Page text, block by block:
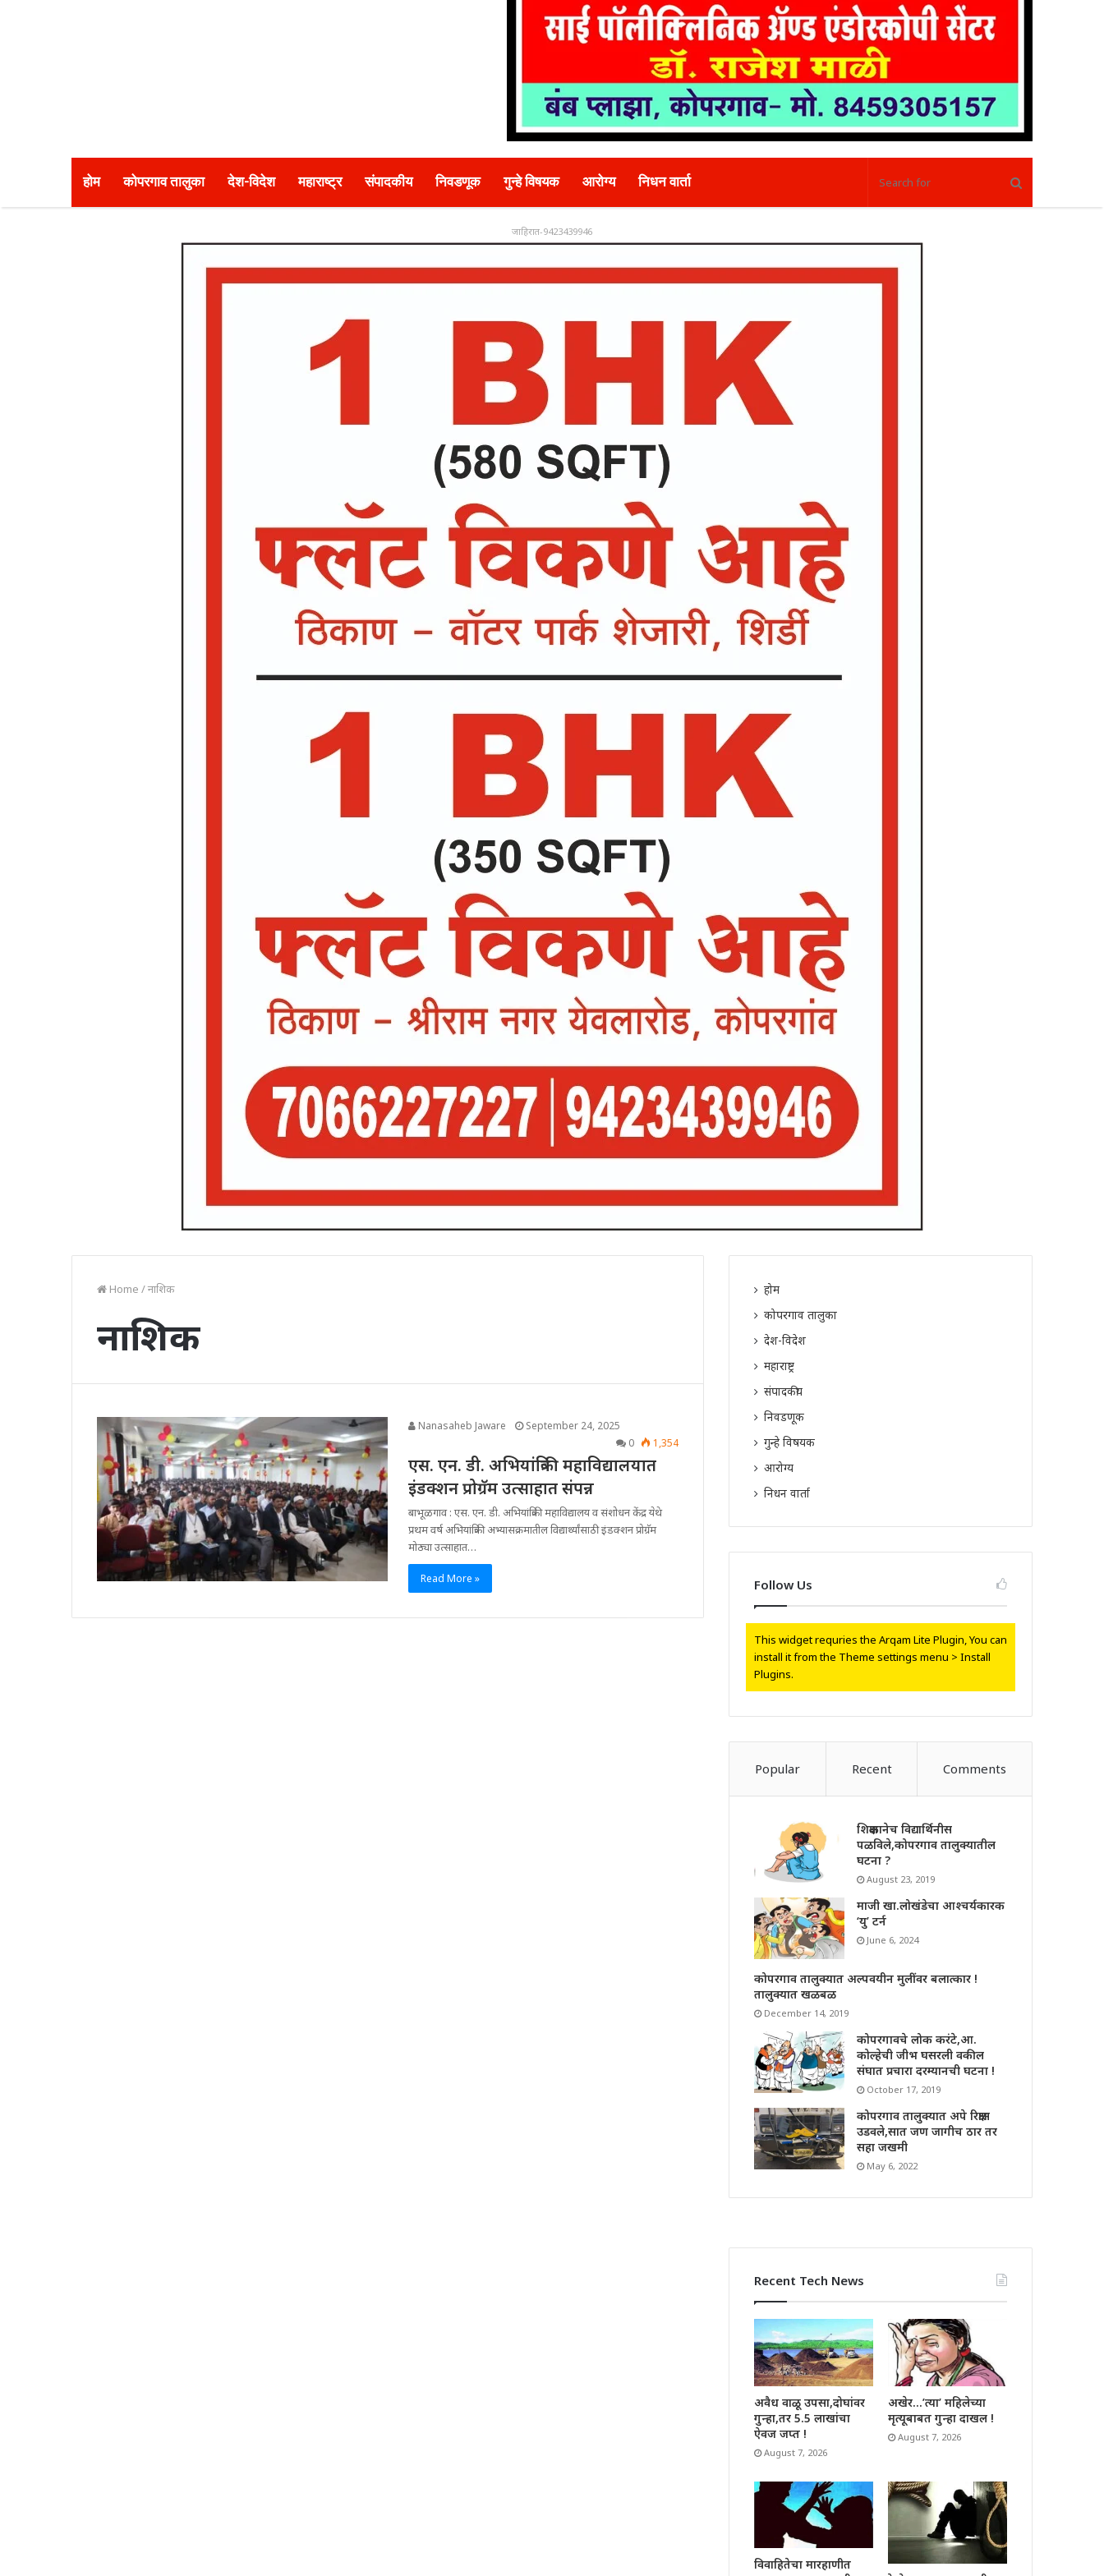
होम कोपरगाव तालुका देश-विदेश महाराष्ट्र संपादकीय निवडणूक गुन्हे विषयक आरोग्य निधन वार्ता
जाहिरात-9423439946
Home /नाशिक
नाशिक
Nanasaheb Jaware
September 24, 2025
0
1,354
एस. एन. डी. अभियांत्रिकी महाविद्यालयात
इंडक्शन प्रोग्रॅम उत्साहात संपन्न
बाभूळगाव : एस. एन. डी. अभियांत्रिकी महाविद्यालय व संशोधन केंद्र येथे
प्रथम वर्ष अभियांत्रिकी अभ्यासक्रमातील विद्यार्थ्यांसाठी इंडक्शन प्रोग्रॅम
मोठ्या उत्साहात…
Read More »
होम
कोपरगाव तालुका
देश-विदेश
महाराष्ट्र
संपादकीय
निवडणूक
गुन्हे विषयक
आरोग्य
निधन वार्ता
Follow Us
This widget requries the Arqam Lite Plugin, You can
install it from the Theme settings menu > Install
Plugins.
Popular Recent Comments
शिक्षकानेच विद्यार्थिनीस
पळविले,कोपरगाव तालुक्यातील
घटना ?
August 23, 2019
माजी खा.लोखंडेचा आश्चर्यकारक
‘यु’ टर्न
June 6, 2024
कोपरगाव तालुक्यात अल्पवयीन मुलींवर बलात्कार !
तालुक्यात खळबळ
December 14, 2019
कोपरगावचे लोक करंटे,आ.
कोल्हेची जीभ घसरली वकील
संघात प्रचारा दरम्यानची घटना !
October 17, 2019
कोपरगाव तालुक्यात अपे रिक्षास
उडवले,सात जण जागीच ठार तर
सहा जखमी
May 6, 2022
Recent Tech News
अवैध वाळू उपसा,दोघांवर
गुन्हा,तर 5.5 लाखांचा
ऐवज जप्त !
August 7, 2026
अखेर…’त्या’ महिलेच्या
मृत्यूबाबत गुन्हा दाखल !
August 7, 2026
विवाहितेचा मारहाणीत